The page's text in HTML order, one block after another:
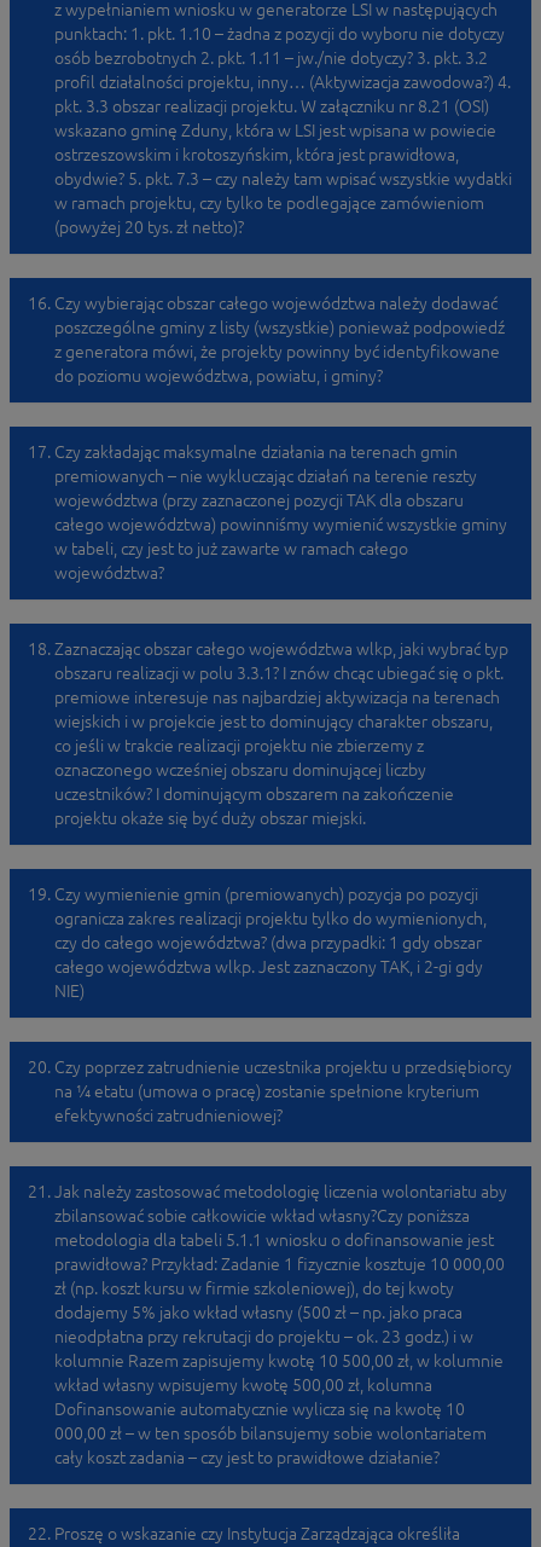
z wypełnianiem wniosku w generatorze LSI w następujących
punktach: 1. pkt. 1.10 – żadna z pozycji do wyboru nie dotyczy
osób bezrobotnych 2. pkt. 1.11 – jw./nie dotyczy? 3. pkt. 3.2
profil działalności projektu, inny… (Aktywizacja zawodowa?) 4.
pkt. 3.3 obszar realizacji projektu. W załączniku nr 8.21 (OSI)
wskazano gminę Zduny, która w LSI jest wpisana w powiecie
ostrzeszowskim i krotoszyńskim, która jest prawidłowa,
obydwie? 5. pkt. 7.3 – czy należy tam wpisać wszystkie wydatki
w ramach projektu, czy tylko te podlegające zamówieniom
(powyżej 20 tys. zł netto)?
Czy wybierając obszar całego województwa należy dodawać
poszczególne gminy z listy (wszystkie) ponieważ podpowiedź
z generatora mówi, że projekty powinny być identyfikowane
do poziomu województwa, powiatu, i gminy?
Czy zakładając maksymalne działania na terenach gmin
premiowanych – nie wykluczając działań na terenie reszty
województwa (przy zaznaczonej pozycji TAK dla obszaru
całego województwa) powinniśmy wymienić wszystkie gminy
w tabeli, czy jest to już zawarte w ramach całego
województwa?
Zaznaczając obszar całego województwa wlkp, jaki wybrać typ
obszaru realizacji w polu 3.3.1? I znów chcąc ubiegać się o pkt.
premiowe interesuje nas najbardziej aktywizacja na terenach
wiejskich i w projekcie jest to dominujący charakter obszaru,
co jeśli w trakcie realizacji projektu nie zbierzemy z
oznaczonego wcześniej obszaru dominującej liczby
uczestników? I dominującym obszarem na zakończenie
projektu okaże się być duży obszar miejski.
Czy wymienienie gmin (premiowanych) pozycja po pozycji
ogranicza zakres realizacji projektu tylko do wymienionych,
czy do całego województwa? (dwa przypadki: 1 gdy obszar
całego województwa wlkp. Jest zaznaczony TAK, i 2-gi gdy
NIE)
Czy poprzez zatrudnienie uczestnika projektu u przedsiębiorcy
na ¼ etatu (umowa o pracę) zostanie spełnione kryterium
efektywności zatrudnieniowej?
Jak należy zastosować metodologię liczenia wolontariatu aby
zbilansować sobie całkowicie wkład własny?Czy poniższa
metodologia dla tabeli 5.1.1 wniosku o dofinansowanie jest
prawidłowa? Przykład: Zadanie 1 fizycznie kosztuje 10 000,00
zł (np. koszt kursu w firmie szkoleniowej), do tej kwoty
dodajemy 5% jako wkład własny (500 zł – np. jako praca
nieodpłatna przy rekrutacji do projektu – ok. 23 godz.) i w
kolumnie Razem zapisujemy kwotę 10 500,00 zł, w kolumnie
wkład własny wpisujemy kwotę 500,00 zł, kolumna
Dofinansowanie automatycznie wylicza się na kwotę 10
000,00 zł – w ten sposób bilansujemy sobie wolontariatem
cały koszt zadania – czy jest to prawidłowe działanie?
Proszę o wskazanie czy Instytucja Zarządzająca określiła